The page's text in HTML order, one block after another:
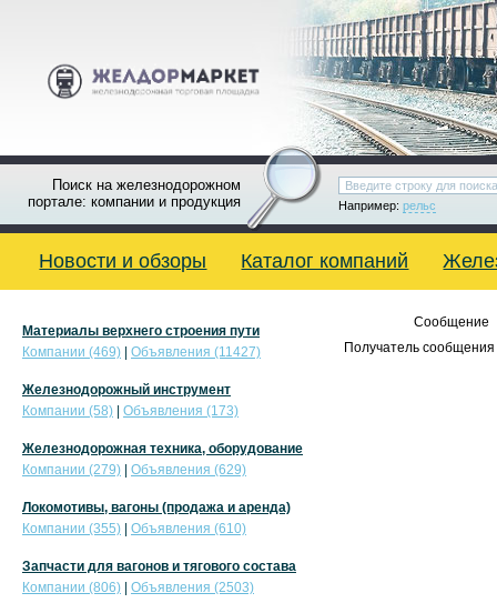
Поиск на железнодорожном
портале: компании и продукция
Например: рельс
Новости и обзоры Каталог компаний
Сообщение
Получатель сообщения
Материалы верхнего строения пути
Компании (469)
Объявления (11427)
Железнодорожный инструмент
Компании (58)
Объявления (173)
Железнодорожная техника, оборудование
Компании (279)
Объявления (629)
Локомотивы, вагоны (продажа и аренда)
Компании (355)
Объявления (610)
Запчасти для вагонов и тягового состава
Компании (806)
Объявления (2503)